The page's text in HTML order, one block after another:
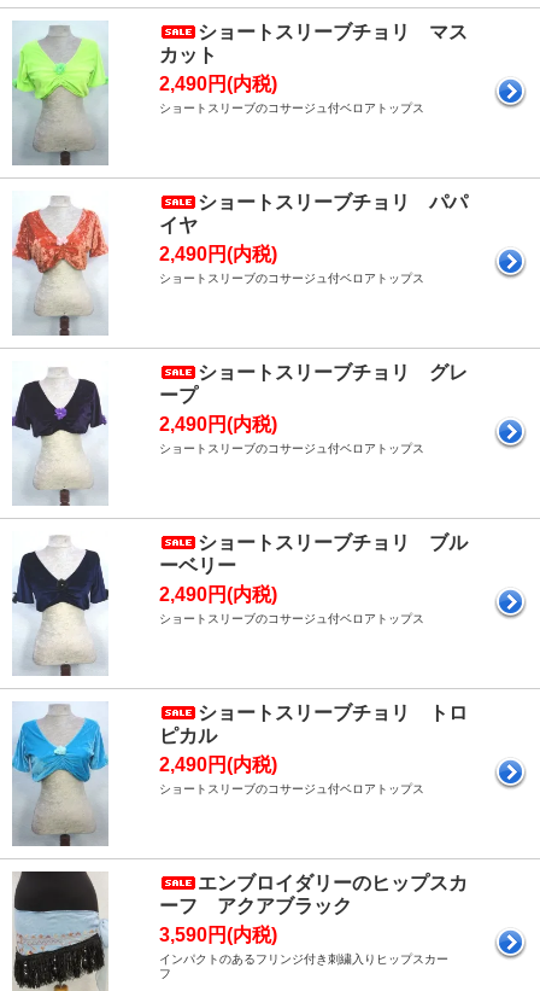
ショートスリーブチョリ マス
カット
2,490円(内税)
ショートスリーブのコサージュ付ベロアトップス
ショートスリーブチョリ パパ
イヤ
2,490円(内税)
ショートスリーブのコサージュ付ベロアトップス
ショートスリーブチョリ グレ
ープ
2,490円(内税)
ショートスリーブのコサージュ付ベロアトップス
ショートスリーブチョリ ブル
ーベリー
2,490円(内税)
ショートスリーブのコサージュ付ベロアトップス
ショートスリーブチョリ トロ
ピカル
2,490円(内税)
ショートスリーブのコサージュ付ベロアトップス
エンブロイダリーのヒップスカ
ーフ アクアブラック
3,590円(内税)
インパクトのあるフリンジ付き刺繍入りヒップスカー
フ